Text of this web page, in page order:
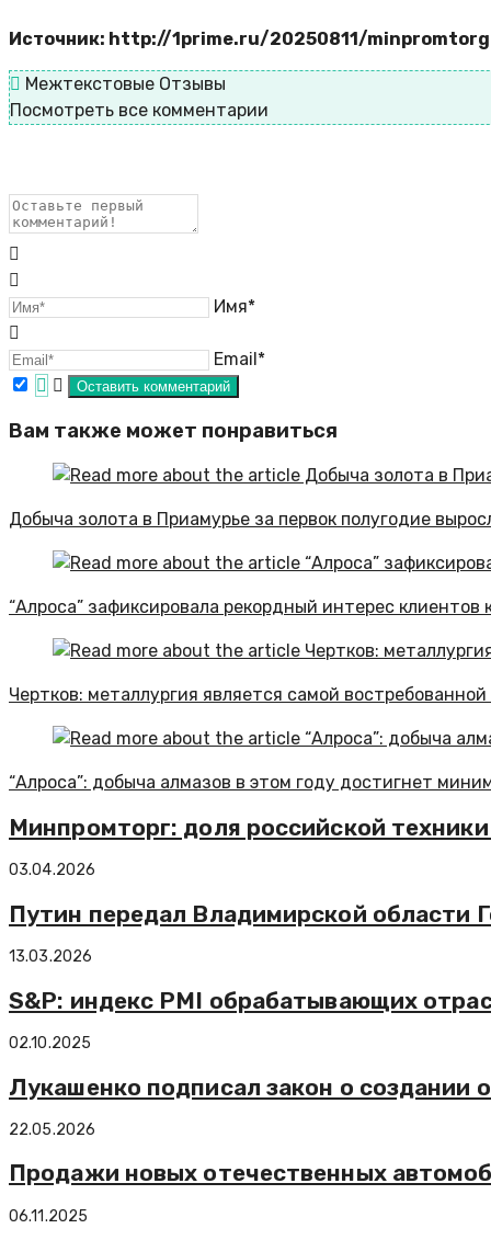
Источник: http://1prime.ru/20250811/
Межтекстовые Отзывы
Посмотреть все комментарии
Имя*
Email*
Вам также может понравиться
Добыча золота в Приамурье за первок полугодие
“Алроса” зафиксировала рекордный интерес
Чертков: металлургия является самой
“Алроса”: добыча алмазов в этом году достигнет
Минпромторг: доля российской
03.04.2026
Путин передал Владимирской области
13.03.2026
S&P: индекс PMI обрабатывающих
02.10.2025
Лукашенко подписал закон о создании
22.05.2026
Продажи новых отечественных
06.11.2025